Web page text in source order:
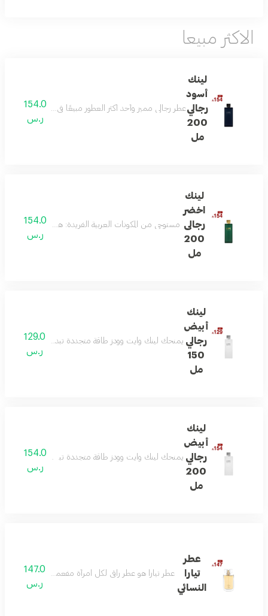
الاكثر مبيعا
لينك
أسود
رجالي
200
مل
عطر رجالي مميز وأحد أكثر العطور مبيعًا في السعودية، يمزج
154.0
ر.س
لينك
اخضر
رجالى
200
مل
مستوحى من المكونات العربية الفريدة: هذا العطر يمزج
154.0
ر.س
لينك
أبيض
رجالي
150
مل
يمنحك لينك وايت وودز طاقة متجددة تبدأ بالبرغموت
129.0
ر.س
لينك
أبيض
رجالي
200
مل
يمنحك لينك وايت وودز طاقة متجددة تبدأ بالبرغموت
154.0
ر.س
عطر
تيارا
النسائي
عطر تيارا هو عطر راقي لكل امرأة مفعمة بالحيوية
147.0
ر.س